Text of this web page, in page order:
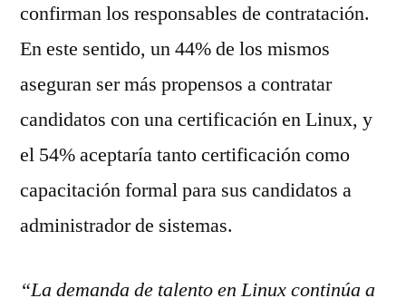
confirman los responsables de contratación.
En este sentido, un 44% de los mismos
aseguran ser más propensos a contratar
candidatos con una certificación en Linux, y
el 54% aceptaría tanto certificación como
capacitación formal para sus candidatos a
administrador de sistemas.
“La demanda de talento en Linux continúa a